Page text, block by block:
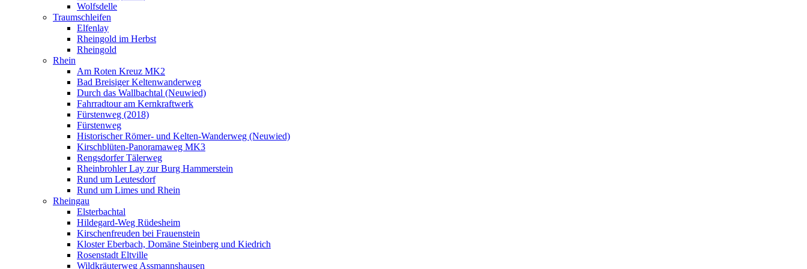
Wolfsdelle
Traumschleifen
Elfenlay
Rheingold im Herbst
Rheingold
Rhein
Am Roten Kreuz MK2
Bad Breisiger Keltenwanderweg
Durch das Wallbachtal (Neuwied)
Fahrradtour am Kernkraftwerk
Fürstenweg (2018)
Fürstenweg
Historischer Römer- und Kelten-Wanderweg (Neuwied)
Kirschblüten-Panoramaweg MK3
Rengsdorfer Tälerweg
Rheinbrohler Lay zur Burg Hammerstein
Rund um Leutesdorf
Rund um Limes und Rhein
Rheingau
Elsterbachtal
Hildegard-Weg Rüdesheim
Kirschenfreuden bei Frauenstein
Kloster Eberbach, Domäne Steinberg und Kiedrich
Rosenstadt Eltville
Wildkräuterweg Assmannshausen